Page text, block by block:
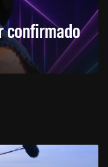
confirmado